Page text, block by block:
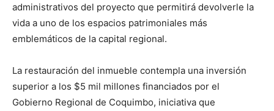
administrativos del proyecto que permitirá devolverle la
vida a uno de los espacios patrimoniales más
emblemáticos de la capital regional.
La restauración del inmueble contempla una inversión
superior a los $5 mil millones financiados por el
Gobierno Regional de Coquimbo, iniciativa que